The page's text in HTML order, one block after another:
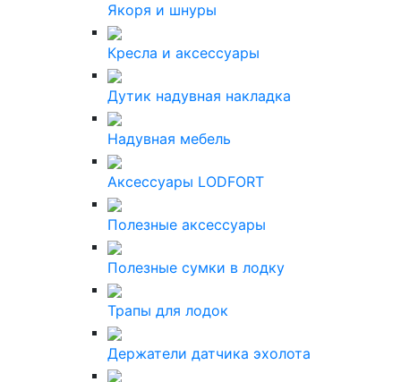
Якоря и шнуры
Кресла и аксессуары
Дутик надувная накладка
Надувная мебель
Аксессуары LODFORT
Полезные аксессуары
Полезные сумки в лодку
Трапы для лодок
Держатели датчика эхолота